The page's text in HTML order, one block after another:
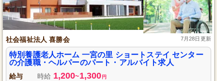
社会福祉法人 喜勝会 7月28日更新
特別養護老人ホーム 一宮の里 ショートステイ センター
の介護職・ヘルパーのパート・アルバイト求人
給与 時給 1,200~1,300 円